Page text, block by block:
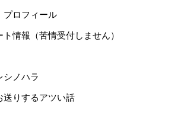
プロフィール
ト情報（苦情受付しません）
シノハラ
送りするアツい話